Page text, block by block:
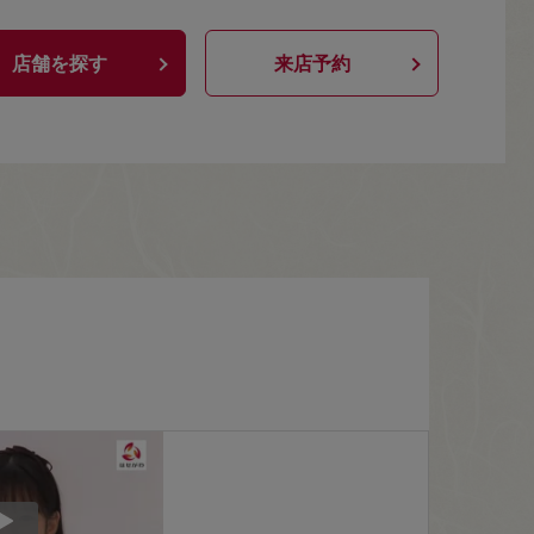
店舗を探す 来店予約